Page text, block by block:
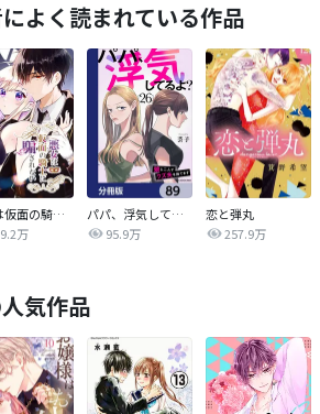
よく読まれている作品
悪女は仮面の騎士に騙されない
万
パパ、浮気してるよ？娘と二人でクズ夫を捨てます【分冊版】
95.9万
恋と弾丸
257.9万
気作品